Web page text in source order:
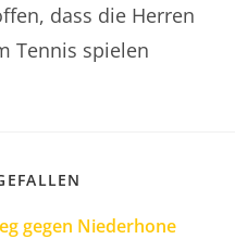
dass die Herren
Tennis spielen
gegen Niederhone